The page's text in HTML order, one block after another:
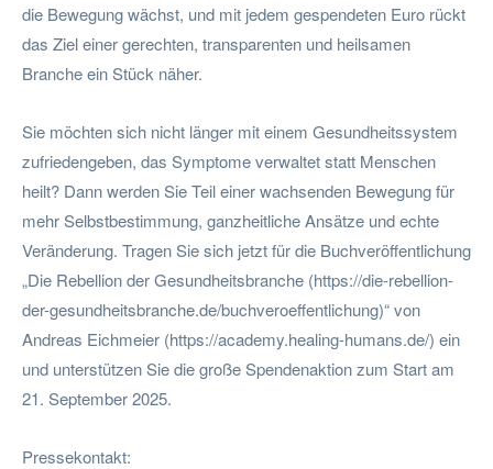
die Bewegung wächst, und mit jedem gespendeten Euro rückt
das Ziel einer gerechten, transparenten und heilsamen
Branche ein Stück näher.
Sie möchten sich nicht länger mit einem Gesundheitssystem
zufriedengeben, das Symptome verwaltet statt Menschen
heilt? Dann werden Sie Teil einer wachsenden Bewegung für
mehr Selbstbestimmung, ganzheitliche Ansätze und echte
Veränderung. Tragen Sie sich jetzt für die Buchveröffentlichung
„Die Rebellion der Gesundheitsbranche (https://die-rebellion-
der-gesundheitsbranche.de/buchveroeffentlichung)“ von
Andreas Eichmeier (https://academy.healing-humans.de/) ein
und unterstützen Sie die große Spendenaktion zum Start am
21. September 2025.
Pressekontakt: